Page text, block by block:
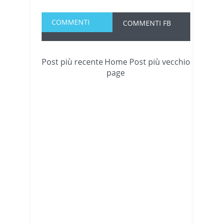
COMMENTI COMMENTI FB
Post più recente Post più vecchio
Home
page